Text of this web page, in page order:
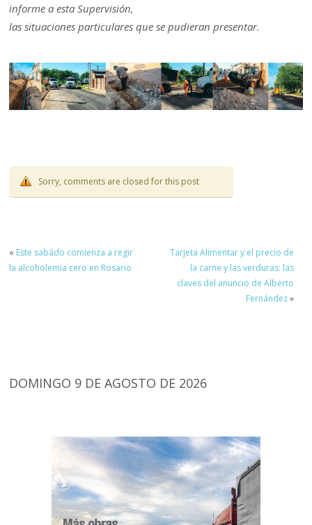
informe a esta Supervisión,
las situaciones particulares que se pudieran presentar.
Sorry, comments are closed for this post
« Este sabádo comienza a regir
la alcoholemia cero en Rosario
Tarjeta Alimentar y el precio de
la carne y las verduras: las
claves del anuncio de Alberto
Fernández»
DOMINGO 9 DE AGOSTO DE 2026